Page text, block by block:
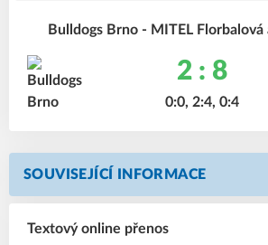
Bulldogs Brno - MITEL
2 : 8
0:0, 2:4, 0:4
SOUVISEJÍCÍ INFORMACE
Textový online přenos